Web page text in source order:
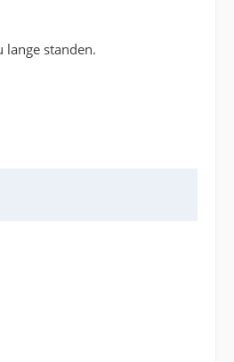
standen.